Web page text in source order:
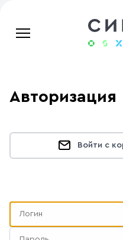
Авторизация
Войти с